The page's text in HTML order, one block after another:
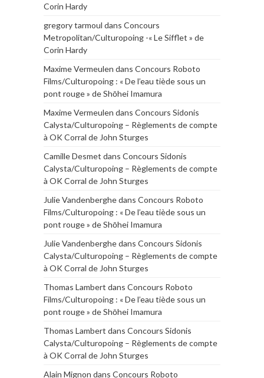
Corin Hardy
gregory tarmoul dans Concours
Metropolitan/Culturopoing -« Le Sifflet » de
Corin Hardy
Maxime Vermeulen dans Concours Roboto
Films/Culturopoing : « De l’eau tiède sous un
pont rouge » de Shōhei Imamura
Maxime Vermeulen dans Concours Sidonis
Calysta/Culturopoing – Règlements de compte
à OK Corral de John Sturges
Camille Desmet dans Concours Sidonis
Calysta/Culturopoing – Règlements de compte
à OK Corral de John Sturges
Julie Vandenberghedans Concours Roboto
Films/Culturopoing : « De l’eau tiède sous un
pont rouge » de Shōhei Imamura
Julie Vandenberghedans Concours Sidonis
Calysta/Culturopoing – Règlements de compte
à OK Corral de John Sturges
Thomas Lambert dans Concours Roboto
Films/Culturopoing : « De l’eau tiède sous un
pont rouge » de Shōhei Imamura
Thomas Lambert dans Concours Sidonis
Calysta/Culturopoing – Règlements de compte
à OK Corral de John Sturges
Alain Mignon dans Concours Roboto